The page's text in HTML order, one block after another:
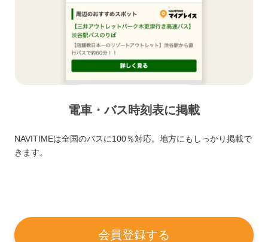
電車・バス時刻表に掲載
NAVITIMEは全国のバスに100％対応。地方にもしっかり掲載で
きます。
会員登録する